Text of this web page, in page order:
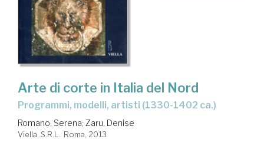
Arte di corte in Italia del Nord
programmi, modelli, artisti (1330-1402 ca.)
Romano, Serena; Zaru, Denise
Viella, S.R.L.. Roma, 2013